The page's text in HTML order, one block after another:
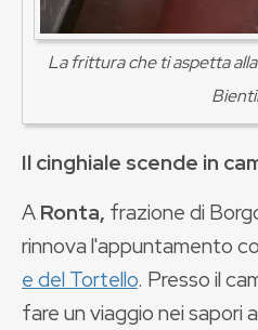
La frittura che ti aspetta
Il cinghiale scende in
ARonta, frazione di
rinnova l'appuntamento
e del Tortello. Presso il
fare un viaggio nei sapori